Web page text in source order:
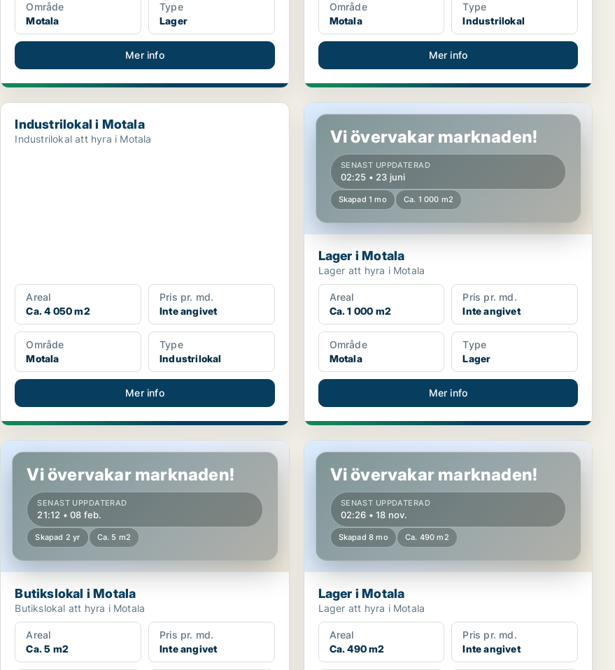
Område
Motala
Type
Lager
Mer info
Område
Motala
Type
Industrilokal
Mer info
Industrilokal i Motala
Industrilokal i Motala
Industrilokal att hyra i Motala
Areal
Ca. 4 050 m2
Pris pr. md.
Inte angivet
Område
Motala
Type
Industrilokal
Mer info
Lager i Motala
Vi övervakar marknaden!
SENAST UPPDATERAD
02:25 • 23 juni
Skapad 1 mo Ca. 1 000 m2
Lager i Motala
Lager att hyra i Motala
Areal
Ca. 1 000 m2
Pris pr. md.
Inte angivet
Område
Motala
Type
Lager
Mer info
Butikslokal i Motala
Vi övervakar marknaden!
SENAST UPPDATERAD
21:12 • 08 feb.
Skapad 2 yr Ca. 5 m2
Butikslokal i Motala
Butikslokal att hyra i Motala
Areal
Ca. 5 m2
Pris pr. md.
Inte angivet
Lager i Motala
Vi övervakar marknaden!
SENAST UPPDATERAD
02:26 • 18 nov.
Skapad 8 mo Ca. 490 m2
Lager i Motala
Lager att hyra i Motala
Areal
Ca. 490 m2
Pris pr. md.
Inte angivet